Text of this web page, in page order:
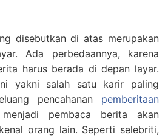
disebutkan di atas merupakan
Ada perbedaannya, karena
harus berada di depan layar.
yakni salah satu karir paling
pencahanan pemberitaan
pembaca berita akan
orang lain. Seperti selebriti,